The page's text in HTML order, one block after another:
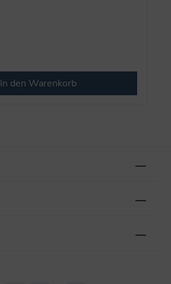
In den Warenkorb